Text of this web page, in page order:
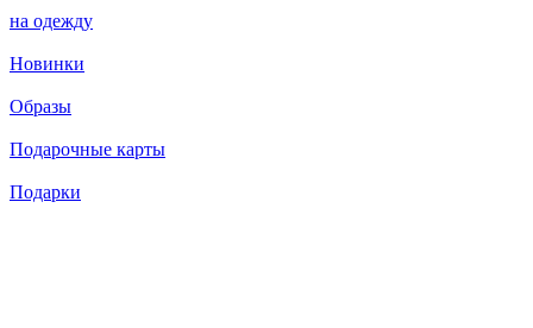
на одежду
Новинки
Образы
Подарочные карты
Подарки